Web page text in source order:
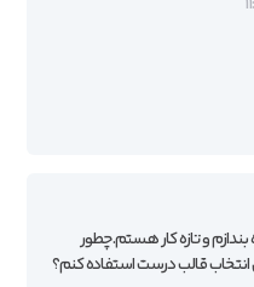
و تازه کار هستم. چطور
انتخاب قالب درست استفاده کنم؟